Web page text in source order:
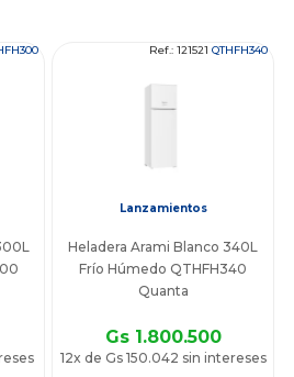
Ref.: 121521 QTHFH340
Lanzamientos
Heladera Arami Blanco 340L
Frío Húmedo QTHFH340
Quanta
Gs 1.800.500
12x de Gs 150.042 sin intereses